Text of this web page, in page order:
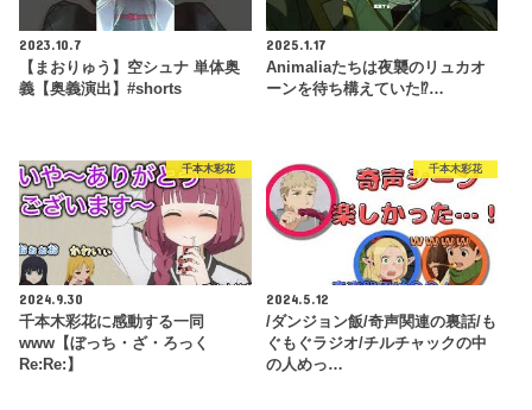
2023.10.7
【まおりゅう】空シュナ 単体奥
義【奥義演出】#shorts
2025.1.17
Animaliaたちは夜襲のリュカオ
ーンを待ち構えていた⁉…
千本木彩花
2024.9.30
千本木彩花に感動する一同
www【ぼっち・ざ・ろっく
Re:Re:】
千本木彩花
2024.5.12
/ダンジョン飯/奇声関連の裏話/も
ぐもぐラジオ/チルチャックの中
の人めっ…